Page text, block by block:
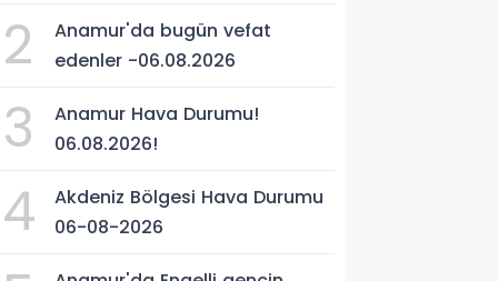
2
Anamur'da bugün vefat
edenler -06.08.2026
3
Anamur Hava Durumu!
06.08.2026!
4
Akdeniz Bölgesi Hava Durumu
06-08-2026